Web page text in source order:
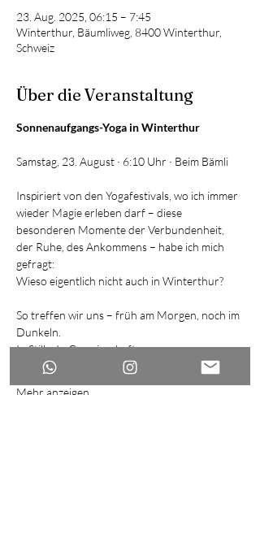
23. Aug. 2025, 06:15 – 7:45
Winterthur, Bäumliweg, 8400 Winterthur,
Schweiz
Über die Veranstaltung
Sonnenaufgangs-Yoga in Winterthur
Samstag, 23. August · 6:10 Uhr · Beim Bämli
Inspiriert von den Yogafestivals, wo ich immer
wieder Magie erleben darf – diese
besonderen Momente der Verbundenheit,
der Ruhe, des Ankommens – habe ich mich
gefragt:
Wieso eigentlich nicht auch in Winterthur?
So treffen wir uns – früh am Morgen, noch im
Dunkeln.
In Stille. In Gemeinschaft.
Mehr anzeigen